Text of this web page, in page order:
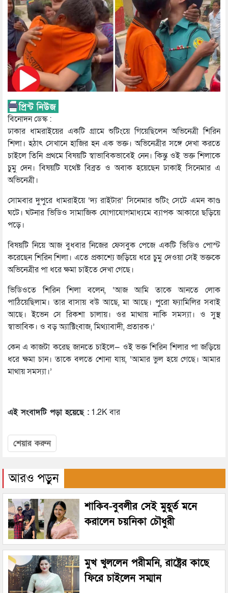
বিনোদন ডেস্ক :
ঢাকার ধামরাইয়ের একটি গ্রামে শুটিংয়ে গিয়েছিলেন অভিনেত্রী শিরিন
শিলা। হঠাৎ সেখানে হাজির হন এক ভক্ত। অভিনেত্রীর সঙ্গে দেখা করতে
চাইলে তিনি প্রথমে বিষয়টি স্বাভাবিকভাবেই নেন। কিন্তু ওই ভক্ত শিলাকে
চুমু দেন। বিষয়টি যথেষ্ট বিব্রত ও অবাক হয়েছেন ঢাকাই সিনেমার এ
অভিনেত্রী।
সোমবার দুপুরে ধামরাইয়ে ‘দ্য রাইটার’ সিনেমার শুটিং সেটে এমন কাণ্ড
ঘটে। ঘটনার ভিডিও সামাজিক যোগাযোগমাধ্যমে ব্যাপক আকারে ছড়িয়ে
পড়ে।
বিষয়টি নিয়ে আজ বুধবার নিজের ফেসবুক পেজে একটি ভিডিও পোস্ট
করেছেন শিরিন শিলা। এতে প্রকাশ্যে জড়িয়ে ধরে চুমু দেওয়া সেই ভক্তকে
অভিনেত্রীর পা ধরে ক্ষমা চাইতে দেখা গেছে।
ভিডিওতে শিরিন শিলা বলেন, ‘আজ আমি তাকে আনতে লোক
পাঠিয়েছিলাম। তার বাসায় বউ আছে, মা আছে। পুরো ফ্যামিলির সবাই
আছে। ইভেন সে রিকশা চালায়। ওর মাথায় নাকি সমস্যা। ও সুস্থ
স্বাভাবিক। ও বড় অ্যাক্টিংবাজ, মিথ্যাবাদী, প্রতারক।’
কেন এ কাজটা করেছ জানতে চাইলে— ওই ভক্ত শিরিন শিলার পা জড়িয়ে
ধরে ক্ষমা চান। তাকে বলতে শোনা যায়, ‘আমার ভুল হয়ে গেছে। আমার
মাথায় সমস্যা।’
এই সংবাদটি পড়া হয়েছে : 1.2K বার
শেয়ার করুন
আরও পড়ুন
শাকিব-বুবলীর সেই মুহূর্ত মনে
করালেন চয়নিকা চৌধুরী
মুখ খুললেন পরীমনি, রাষ্ট্রের কাছে
ফিরে চাইলেন সম্মান